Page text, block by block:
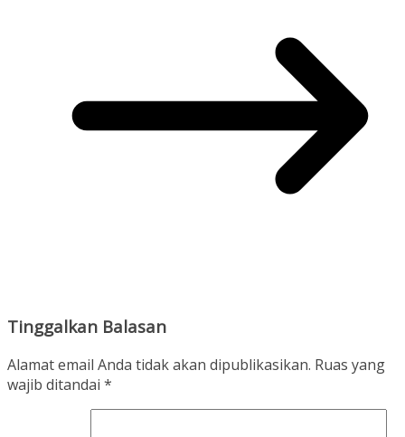
Tinggalkan Balasan
Alamat email Anda tidak akan dipublikasikan. Ruas yang
wajib ditandai *